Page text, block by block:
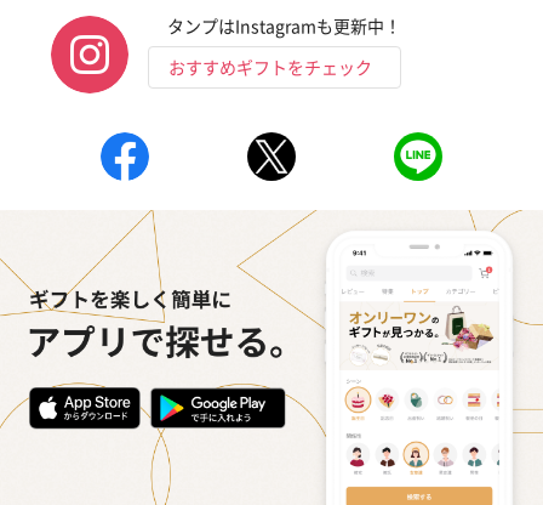
タンプはInstagramも更新中！
おすすめギフトをチェック